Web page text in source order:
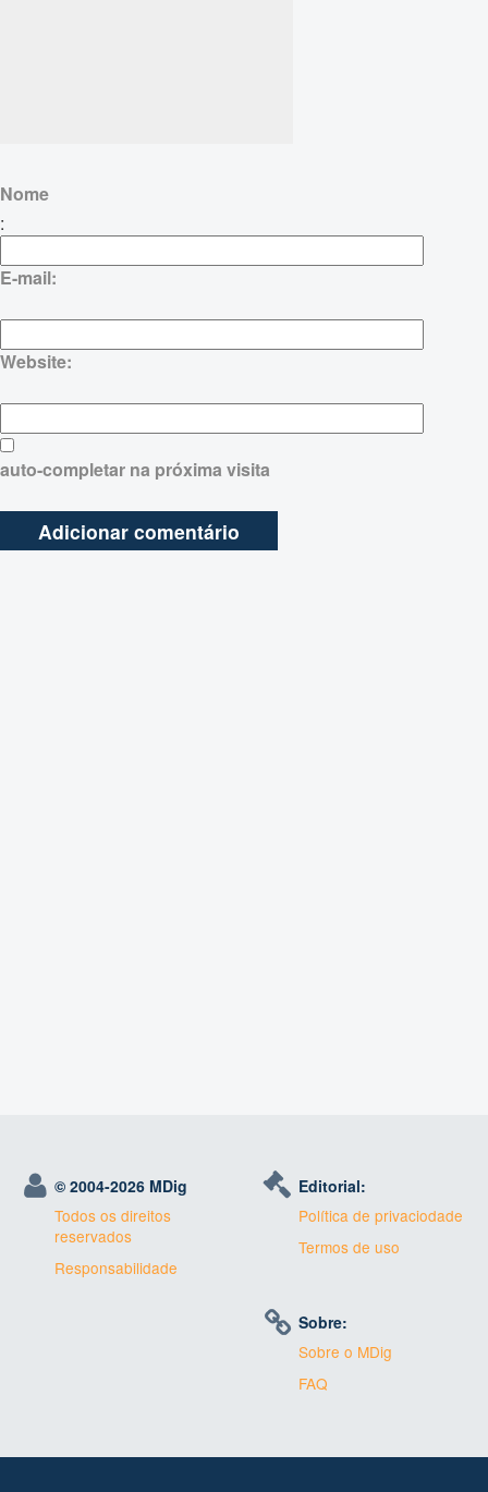
Nome
:
E-mail:
Website:
auto-completar na próxima visita
© 2004-2026 MDig
Todos os direitos
reservados
Responsabilidade
Editorial:
Política de privaciodade
Termos de uso
Sobre:
Sobre o MDig
FAQ